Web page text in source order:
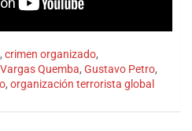
, crimen organizado,
Quemba, Gustavo Petro,
, organización terrorista global